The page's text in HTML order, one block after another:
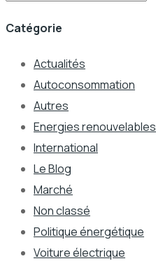
Catégorie
Actualités
Autoconsommation
Autres
Energies renouvelables
International
Le Blog
Marché
Non classé
Politique énergétique
Voiture électrique